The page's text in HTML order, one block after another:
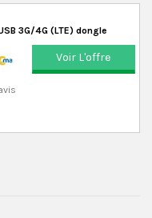
3G/4G (LTE) dongle
Voir L'offre